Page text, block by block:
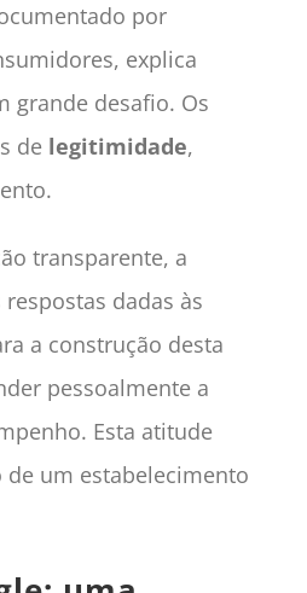
por
explica
grande desafio. Os
de legitimidade,
transparente, a
dadas às
a construção desta
pessoalmente a
Esta atitude
um estabelecimento